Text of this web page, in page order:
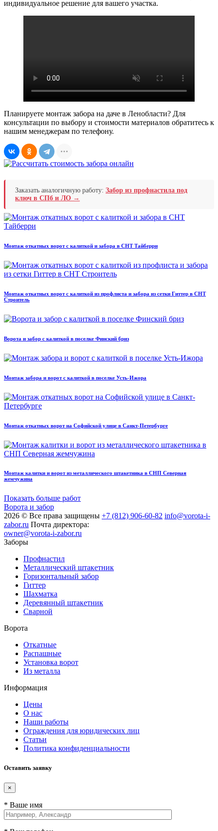
индивидуальное решение для вашего участка.
Планируете монтаж забора на даче в Ленобласти? Для
консультации по выбору и стоимости материалов обратитесь к
нашим менеджерам по телефону.
Заказать аналогичную работу: Забор из профнастила под
ключ в СПб и ЛО →
Монтаж откатных ворот с калиткой и забора в СНТ Тайберри
Монтаж откатных ворот с калиткой из профлиста и забора из сетки Гиттер в СНТ
Строитель
Ворота и забор с калиткой в поселке Финский бриз
Монтаж забора и ворот с калиткой в поселке Усть-Ижора
Монтаж откатных ворот на Софийской улице в Санкт-Петербурге
Монтаж калитки и ворот из металлического штакетника в СНП Северная
жемчужина
Показать больше работ
Ворота и забор
2026 © Все права защищены +7 (812) 906-60-82 info@vorota-i-
zabor.ru Почта директора:
owner@vorota-i-zabor.ru
Заборы
Профнастил
Металлический штакетник
Горизонтальный забор
Гиттер
Шахматка
Деревянный штакетник
Сварной
Ворота
Откатные
Распашные
Установка ворот
Из металла
Информация
Цены
О нас
Наши работы
Ограждения для юридических лиц
Статьи
Политика конфиденциальности
Оставить заявку
×
* Ваше имя